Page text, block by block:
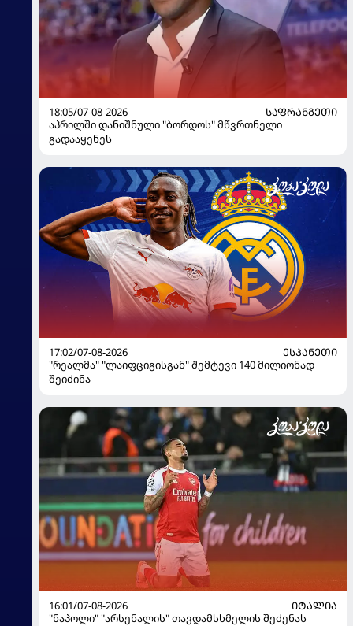
18:05/07-08-2026
ᲡᲐᲤᲠᲐᲜᲒᲔᲗᲘ
აპრილში დანიშნული "ბორდოს" მწვრთნელი
გადააყენეს
17:02/07-08-2026
ᲔᲡᲞᲐᲜᲔᲗᲘ
"რეალმა" "ლაიფციგისგან" შემტევი 140 მილიონად
შეიძინა